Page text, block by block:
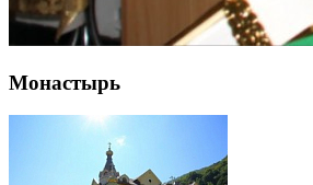
Монастырь